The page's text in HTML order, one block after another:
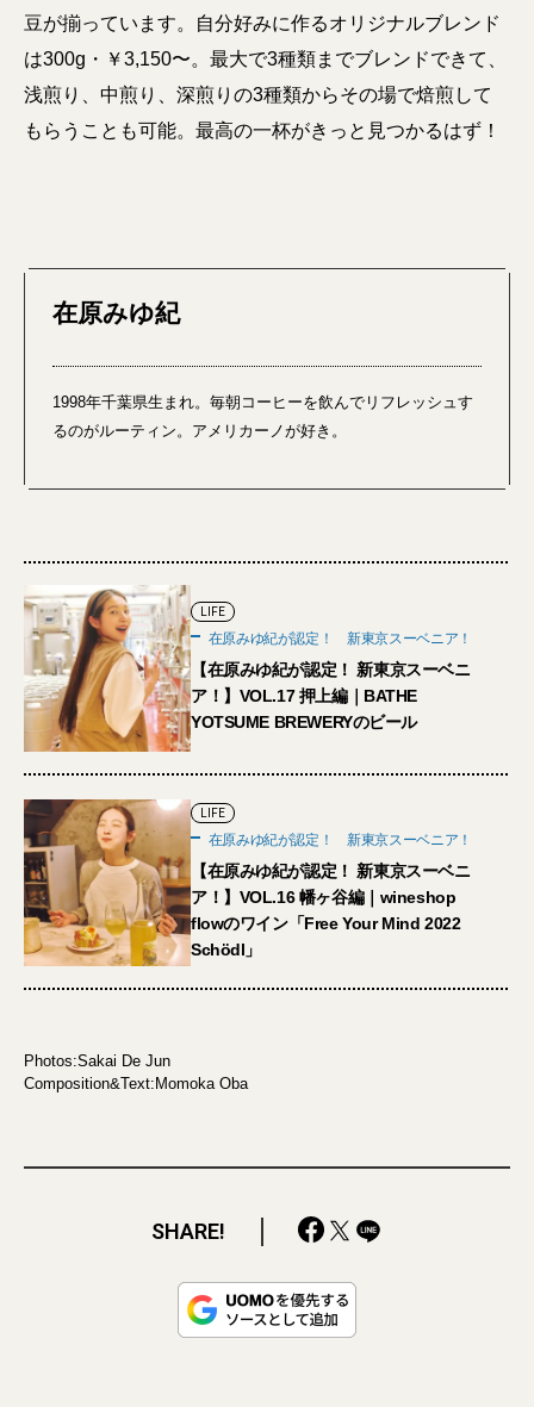
豆が揃っています。自分好みに作るオリジナルブレンド
は300g・￥3,150〜。最大で3種類までブレンドできて、
浅煎り、中煎り、深煎りの3種類からその場で焙煎して
もらうことも可能。最高の一杯がきっと見つかるはず！
在原みゆ紀
1998年千葉県生まれ。毎朝コーヒーを飲んでリフレッシュす
るのがルーティン。アメリカーノが好き。
LIFE
在原みゆ紀が認定！ 新東京スーベニア！
【在原みゆ紀が認定！ 新東京スーベニ
ア！】VOL.17 押上編｜BATHE
YOTSUME BREWERYのビール
LIFE
在原みゆ紀が認定！ 新東京スーベニア！
【在原みゆ紀が認定！ 新東京スーベニ
ア！】VOL.16 幡ヶ谷編｜wineshop
flowのワイン「Free Your Mind 2022
Schödl」
Photos:Sakai De Jun
Composition&Text:Momoka Oba
SHARE!